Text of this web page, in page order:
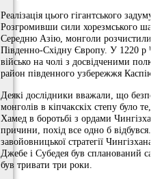
Реалізація цього гігантського
Розгромивши сили хорезмського
Середню Азію, монголи розчистили
Південно-Східну Європу. У 1220 р
військо на чолі з досвідченими
район південного узбережжя Каспію і
Деякі дослідники вважали, що
монголів в кіпчакскіх степу було
Хамед в боротьбі з ордами
причини, похід все одно б відбувся.
завойовницької стратегії
Джебе і Субедея був спланований
був тривати три роки.